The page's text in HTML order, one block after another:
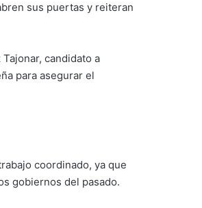
sus puertas y reiteran
candidato a
para asegurar el
coordinado, ya que
gobiernos del pasado.